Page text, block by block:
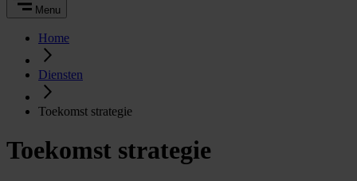
Menu
Home
Diensten
Toekomst strategie
Toekomst strategie